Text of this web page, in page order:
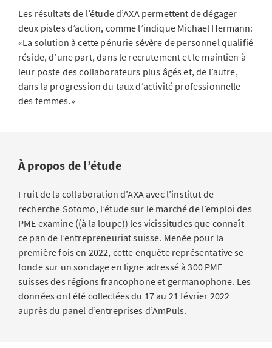
Les résultats de l’étude d’AXA permettent de dégager
deux pistes d’action, comme l’indique Michael Hermann:
«La solution à cette pénurie sévère de personnel qualifié
réside, d’une part, dans le recrutement et le maintien à
leur poste des collaborateurs plus âgés et, de l’autre,
dans la progression du taux d’activité professionnelle
des femmes.»
À propos de l’étude
Fruit de la collaboration d’AXA avec l’institut de
recherche Sotomo, l’étude sur le marché de l’emploi des
PME examine ((à la loupe)) les vicissitudes que connaît
ce pan de l’entrepreneuriat suisse. Menée pour la
première fois en 2022, cette enquête représentative se
fonde sur un sondage en ligne adressé à 300 PME
suisses des régions francophone et germanophone. Les
données ont été collectées du 17 au 21 février 2022
auprès du panel d’entreprises d’AmPuls.